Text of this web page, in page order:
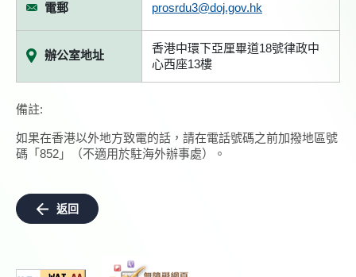
電郵 prosrdu3@doj.gov.hk
辦公室地址
香港中環下亞厘畢道18號律政中
心西座13樓
備註:
如果在香港以外地方致電的話，請在電話號碼之前加撥地區號
碼「852」（不適用於駐海外辦事處）。
返回